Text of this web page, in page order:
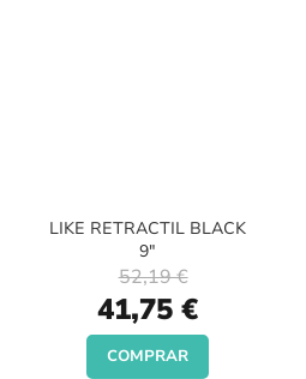
LIKE RETRACTIL BLACK
9"
Special
Price
41,75 €
52,19 €
COMPRAR